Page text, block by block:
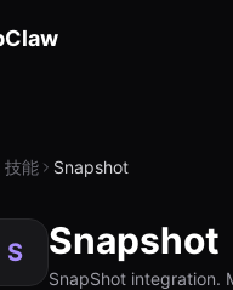
技能 Snapshot
S Snapshot
SnapShot integration.